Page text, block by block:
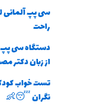
سی پپ آلمانی
راحت
از زبان دکتر
تست خواب
نگران 😴👶